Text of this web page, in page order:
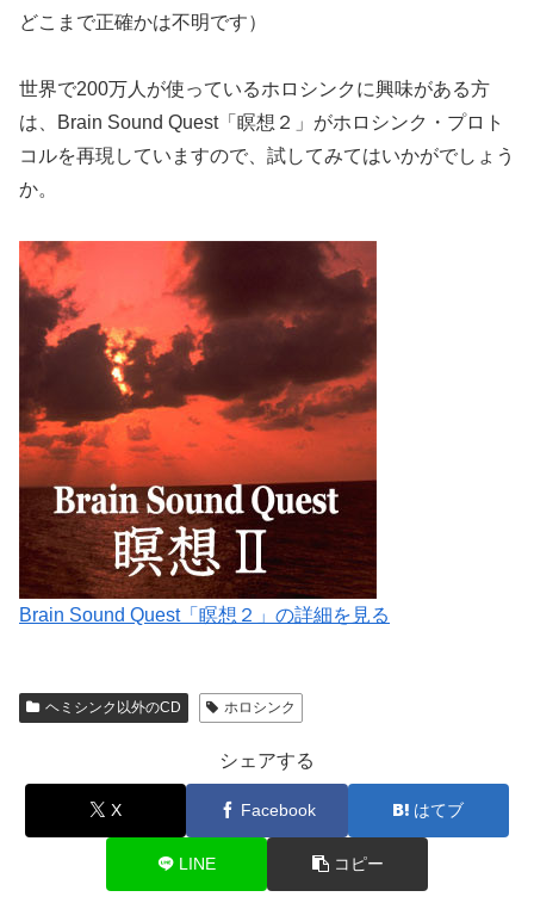
どこまで正確かは不明です）
世界で200万人が使っているホロシンクに興味がある方
は、Brain Sound Quest「瞑想２」がホロシンク・プロト
コルを再現していますので、試してみてはいかがでしょう
か。
Brain Sound Quest「瞑想２」の詳細を見る
ヘミシンク以外のCD ホロシンク
シェアする
X Facebook はてブ
LINE コピー